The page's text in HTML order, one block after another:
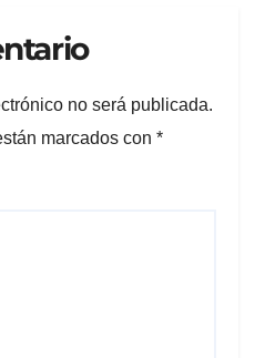
no será publicada.
marcados con *